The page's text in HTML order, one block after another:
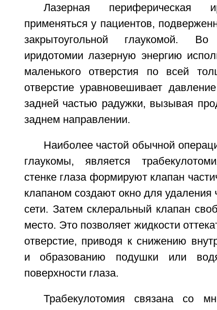
Лазерная периферическая
применяться у пациентов,
закрытоугольной глаукомой.
иридотомии лазерную энергию
маленького отверстия по всей
отверстие уравновешивает
задней частью радужки, вызывая
заднем направлении.
Наиболее частой обычной
глаукомы, является
стенке глаза формируют клапан
клапаном создают окно для удаления
сети. Затем склеральный клапан
место. Это позволяет жидкости
отверстие, приводя к снижению
и образованию подушки или
поверхности глаза.
Трабекулотомия связана со